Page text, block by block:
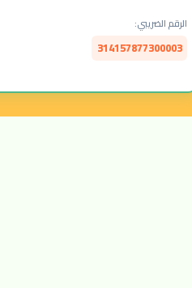
الرقم الضريبي:
314157877300003